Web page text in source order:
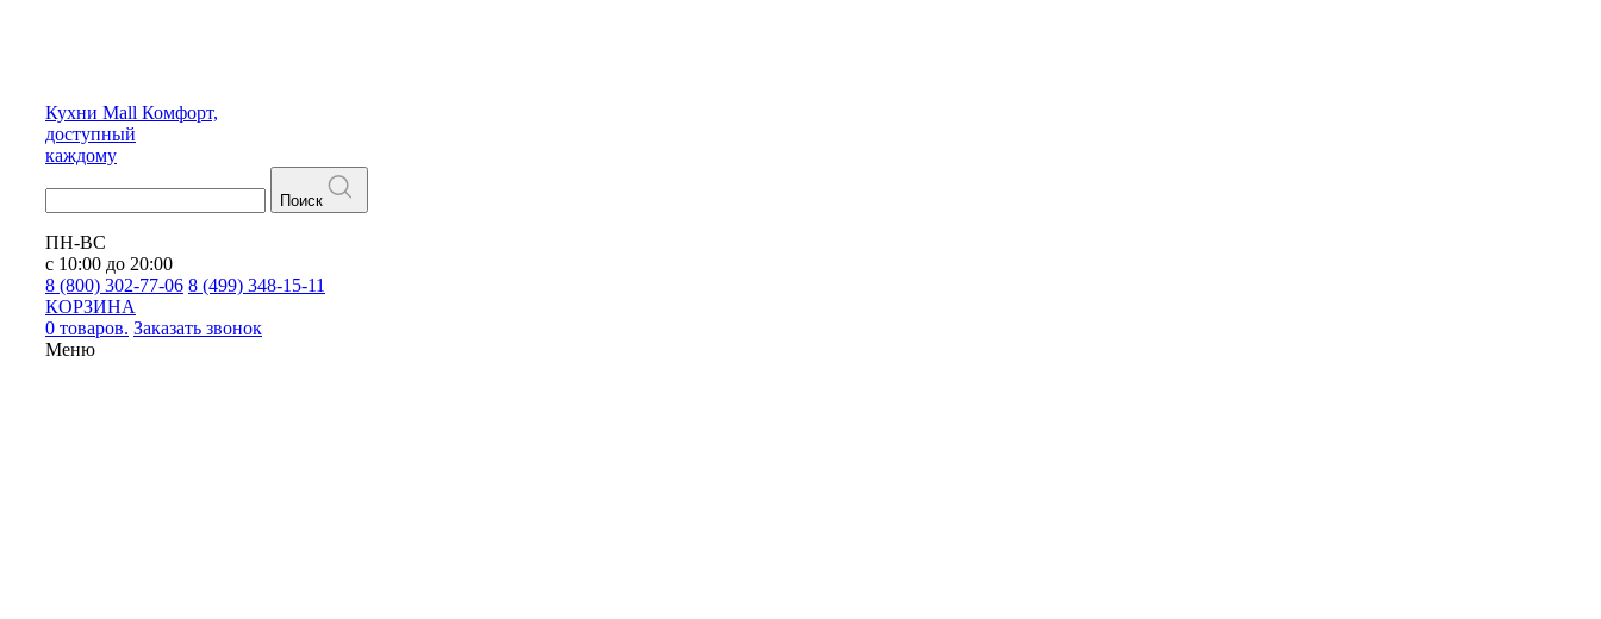
Кухни Mall Комфорт,
доступный
каждому
Поиск
ПН-ВС
с 10:00 до 20:00
8 (800) 302-77-06 8 (499) 348-15-11
КОРЗИНА
0 товаров. Заказать звонок
Меню